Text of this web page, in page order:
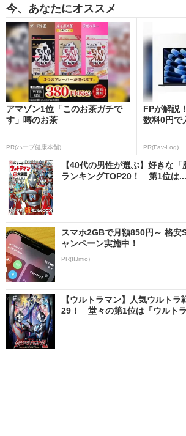
今、あなたにオススメ
アマゾン1位「このお茶ガチで
す」噂のお茶
PR(ハーブ健康本舗)
FPが解説
数料0円で
PR(Fav-Log)
【40代の男性が選ぶ】好きな「
ランキングTOP20！ 第1位は...
スマホ2GBで月額850円～ 格安
ャンペーン実施中！
PR(IIJmio)
【ウルトラマン】人気ウルト
29！ 堂々の第1位は「ウルト